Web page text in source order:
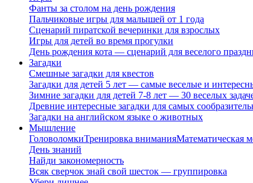
Фанты за столом на день рождения
Пальчиковые игры для малышей от 1 года
Сценарий пиратской вечеринки для взрослых
Игры для детей во время прогулки
День рождения кота — сценарий для веселого
Загадки
Смешные загадки для квестов
Загадки для детей 5 лет — самые веселые и
Зимние загадки для детей 7-8 лет — 30 веселых
Древние интересные загадки для самых
Загадки на английском языке о животных
Мышление
ГоловоломкиТренировка вниманияМатематическая
День знаний
Найди закономерность
Всяк сверчок знай свой шесток — группировка